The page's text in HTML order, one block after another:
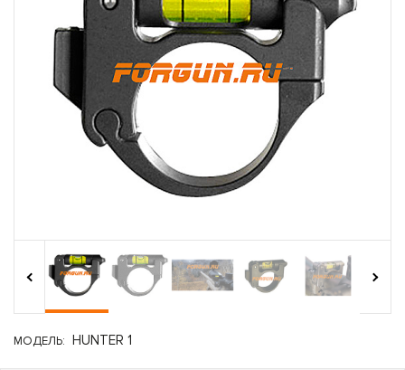
‹
›
МОДЕЛЬ: HUNTER 1